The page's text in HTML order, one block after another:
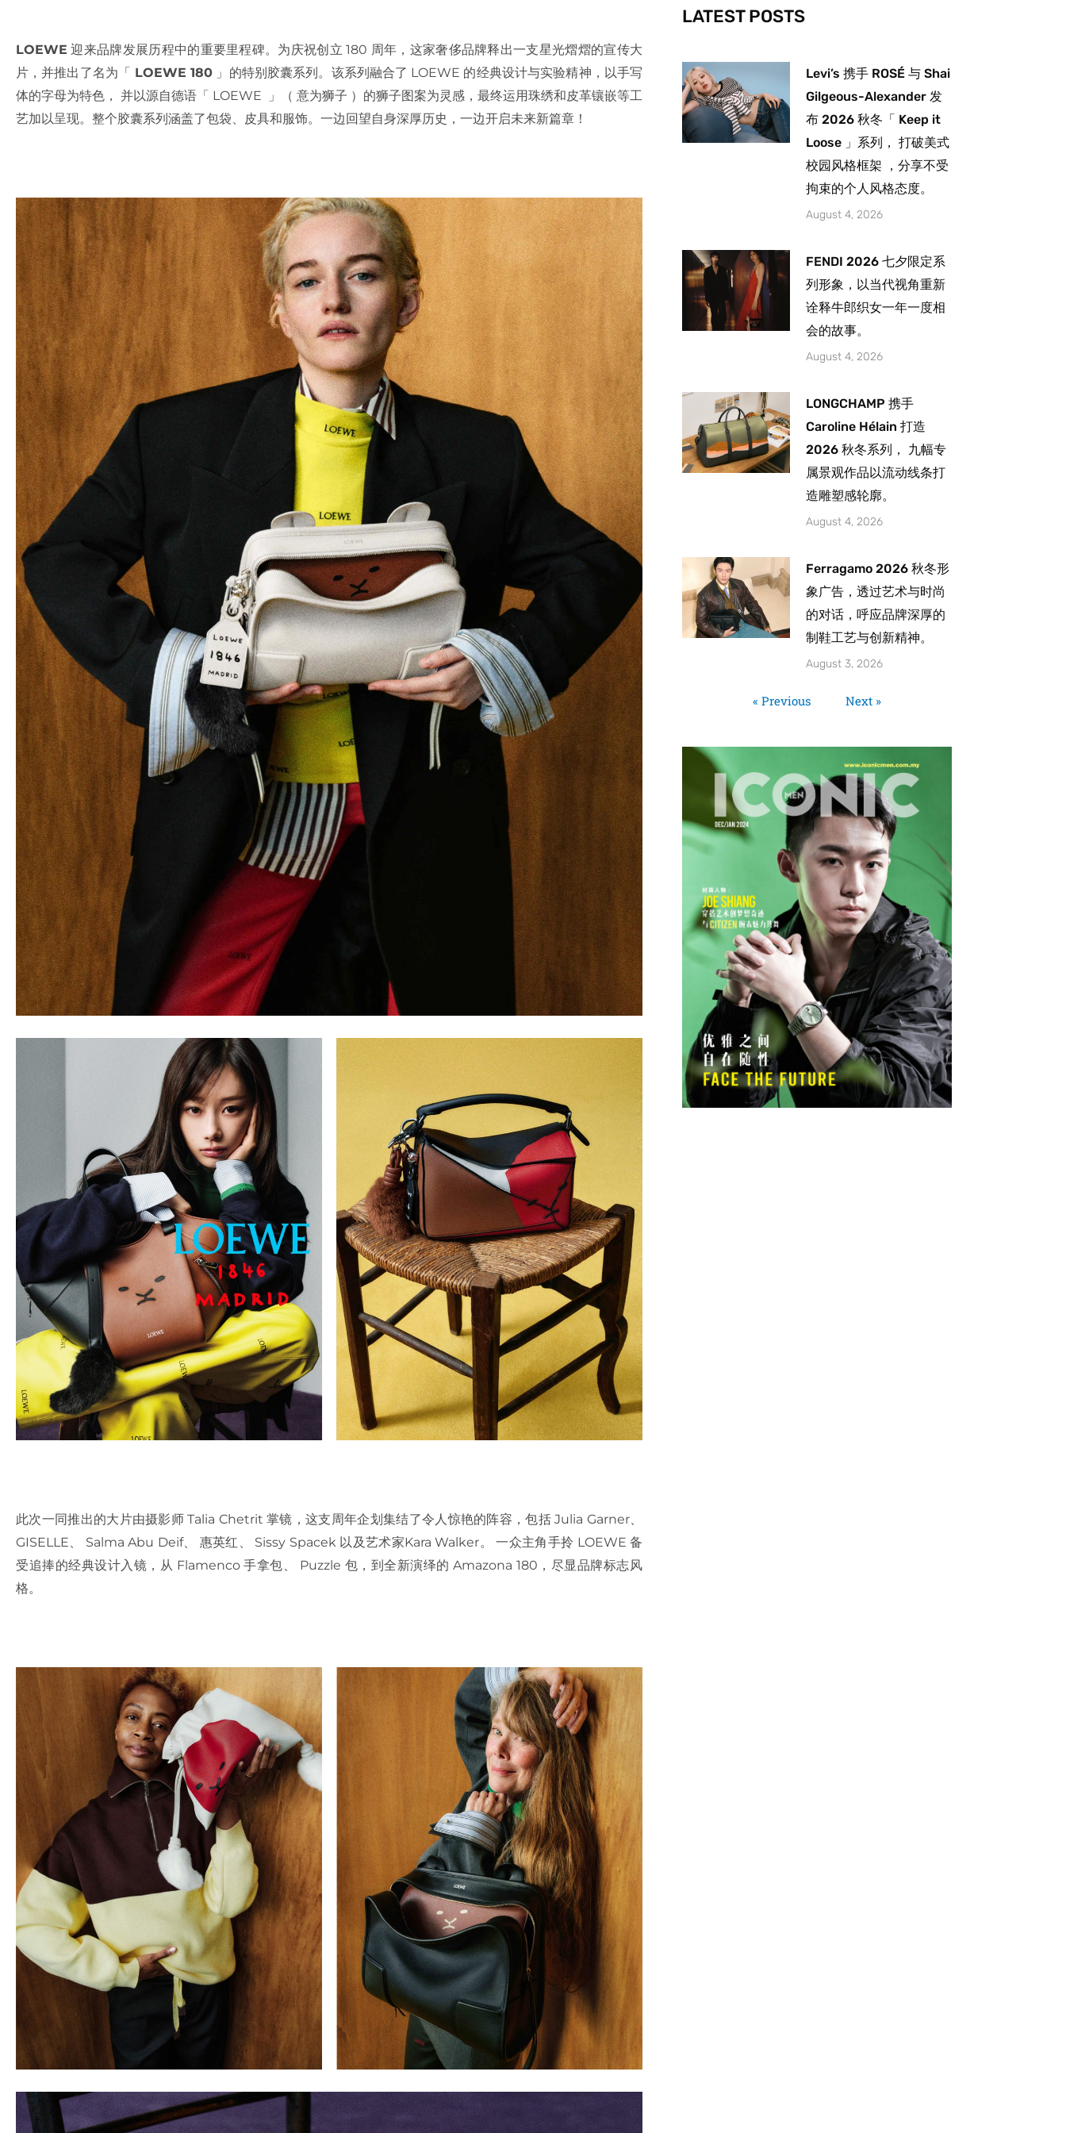
LOEWE 迎来品牌发展历程中的重要里程碑。为庆祝创立 180 周年，这家奢侈品牌释出一支星光熠熠的宣传大
片，并推出了名为「
LOEWE 180 」‌的特别胶囊系列。该系列融合了 LOEWE 的经典设计与实验精神，以手写
体的字母为特色， 并以源自德语「 LOEWE 」‌（ 意为狮子 ）的狮子图案为灵感，最终运用珠绣和皮革镶嵌等工
艺加以呈现。整个胶囊系列涵盖了包袋、皮具和服饰。一边回望自身深厚历史，一边开启未来新篇章！
此次一同推出的大片由摄影师 Talia Chetrit 掌镜，这支周年企划集结了令人惊艳的阵容，包括 Julia Garner、
GISELLE、 Salma Abu Deif、 惠英红、 Sissy Spacek 以及艺术家Kara Walker。 一众主角手拎 LOEWE 备
受追捧的经典设计入镜，从 Flamenco 手拿包、 Puzzle 包，到全新演绎的 Amazona 180，尽显品牌标志风
格。
-
f
m
LATEST POSTS
Levi’s 携手 ROSÉ 与 Shai
Gilgeous-Alexander 发
布 2026 秋冬「 Keep it
Loose 」系列， 打破美式
校园风格框架 ，分享不受
拘束的个人风格态度。
August 4, 2026
FENDI 2026 七夕限定系
列形象，以当代视角重新
诠释牛郎织女一年一度相
会的故事。
August 4, 2026
LONGCHAMP 携手
Caroline Hélain 打造
2026 秋冬系列， 九幅专
属景观作品以流动线条打
造雕塑感轮廓。
August 4, 2026
Ferragamo 2026 秋冬形
象广告，透过艺术与时尚
的对话，呼应品牌深厚的
制鞋工艺与创新精神。
August 3, 2026
« Previous Next »